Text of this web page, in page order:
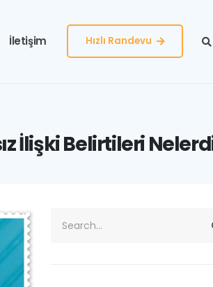
İletişim Hızlı Randevu
İlişki Belirtileri